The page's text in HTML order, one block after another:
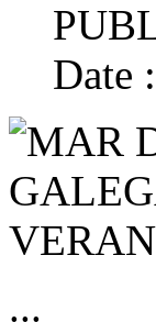
Date
...